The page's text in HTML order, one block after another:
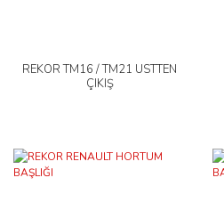
REKOR TM16 / TM21 ÜSTTEN
ÇIKIŞ